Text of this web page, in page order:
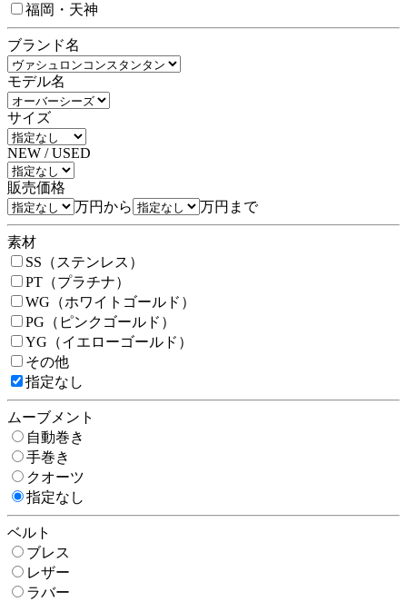
福岡・天神
ブランド名
モデル名
サイズ
NEW / USED
販売価格
万円から
万円まで
素材
SS（ステンレス）
PT（プラチナ）
WG（ホワイトゴールド）
PG（ピンクゴールド）
YG（イエローゴールド）
その他
指定なし
ムーブメント
自動巻き
手巻き
クオーツ
指定なし
ベルト
ブレス
レザー
ラバー